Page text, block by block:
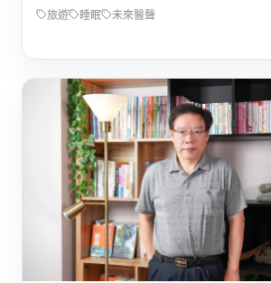
旅遊 睡眠 未來醫聲